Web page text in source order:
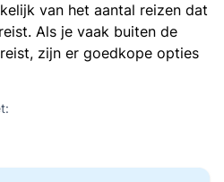
van het aantal reizen dat
Als je vaak buiten de
zijn er goedkope opties